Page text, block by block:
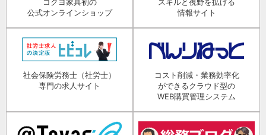
公式オンラインショップ
情報サイト
社会保険労務士（社労士）
専門の求人サイト
コスト削減・業務効率化
ができるクラウド型の
WEB購買管理システム